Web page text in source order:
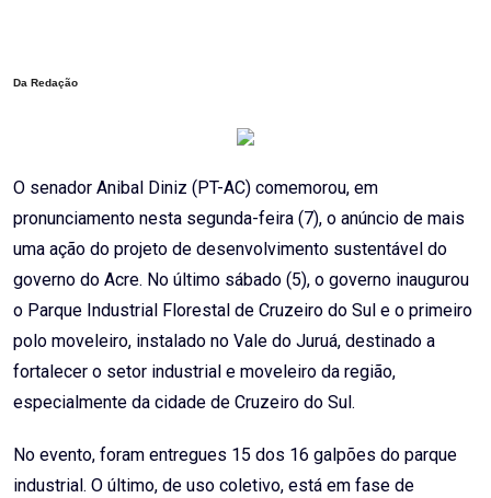
Da Redação
O senador Anibal Diniz (PT-AC) comemorou, em
pronunciamento nesta segunda-feira (7), o anúncio de mais
uma ação do projeto de desenvolvimento sustentável do
governo do Acre. No último sábado (5), o governo inaugurou
o Parque Industrial Florestal de Cruzeiro do Sul e o primeiro
polo moveleiro, instalado no Vale do Juruá, destinado a
fortalecer o setor industrial e moveleiro da região,
especialmente da cidade de Cruzeiro do Sul.
No evento, foram entregues 15 dos 16 galpões do parque
industrial. O último, de uso coletivo, está em fase de